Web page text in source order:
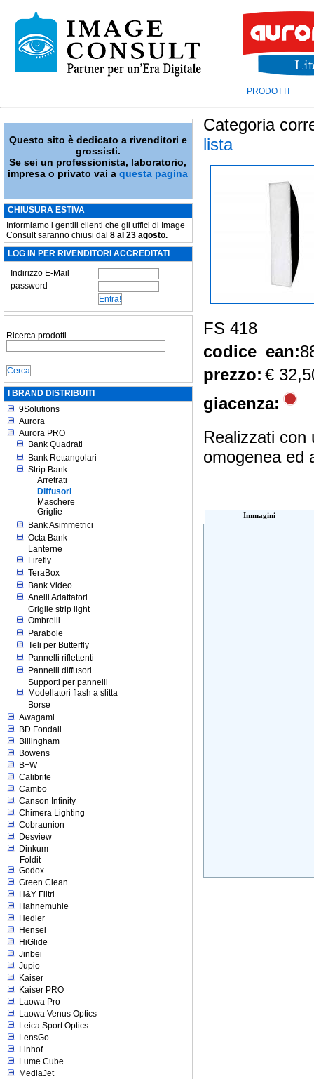
PRODOTTI
Questo sito è dedicato a rivenditori e
grossisti.
Se sei un professionista, laboratorio,
impresa o privato vai aquesta pagina
CHIUSURA ESTIVA
Informiamo i gentili clienti che gli uffici di Image
Consult saranno chiusi dal 8 al 23 agosto.
LOG IN PER RIVENDITORI ACCREDITATI
Indirizzo E-Mail
password
Ricerca prodotti
I BRAND DISTRIBUITI
9Solutions
Aurora
Aurora PRO
Bank Quadrati
Bank Rettangolari
Strip Bank
Arretrati
Diffusori
Maschere
Griglie
Bank Asimmetrici
Octa Bank
Lanterne
Firefly
TeraBox
Bank Video
Anelli Adattatori
Griglie strip light
Ombrelli
Parabole
Teli per Butterfly
Pannelli riflettenti
Pannelli diffusori
Supporti per pannelli
Modellatori flash a slitta
Borse
Awagami
BD Fondali
Billingham
Bowens
B+W
Calibrite
Cambo
Canson Infinity
Chimera Lighting
Cobraunion
Desview
Dinkum
Foldit
Godox
Green Clean
H&Y Filtri
Hahnemuhle
Hedler
Hensel
HiGlide
Jinbei
Jupio
Kaiser
Kaiser PRO
Laowa Pro
Laowa Venus Optics
Leica Sport Optics
LensGo
Linhof
Lume Cube
MediaJet
Categoria
lista
FS 418
codice_ean:
prezzo: €
giacenza:
Realizzati con
omogenea ed
Immagini